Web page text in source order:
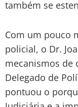
também se
Com um pouco
policial, o Dr.
mecanismos de
Delegado de
pontuou o